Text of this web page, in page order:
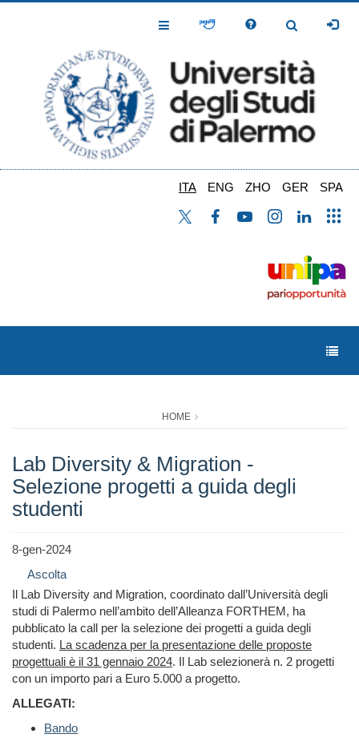
Toggle
Toggle
ITA ENG ZHO GER SPA
HOME
Lab Diversity & Migration -
Selezione progetti a guida degli
studenti
8-gen-2024
Ascolta
Il Lab Diversity and Migration, coordinato dall’Università degli
studi di Palermo nell’ambito dell’Alleanza FORTHEM, ha
pubblicato la call per la selezione dei progetti a guida degli
studenti. La scadenza per la presentazione delle proposte
progettuali è il 31 gennaio 2024. Il Lab selezionerà n. 2 progetti
con un importo pari a Euro 5.000 a progetto.
ALLEGATI:
Bando